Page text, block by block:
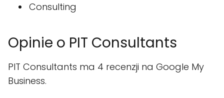
Consulting
Opinie o PIT Consultants
PIT Consultants ma 4 recenzji na Google My
Business.